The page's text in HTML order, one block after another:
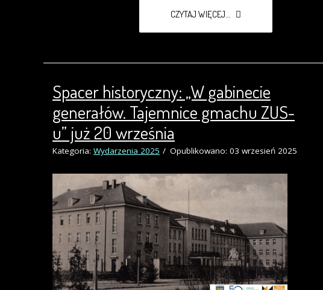
CZYTAJ WIĘCEJ...
Spacer historyczny: „W gabinecie
generałów. Tajemnice gmachu ZUS-
u” już 20 września
Kategoria: Wydarzenia 2025 Opublikowano: 03 wrzesień 2025